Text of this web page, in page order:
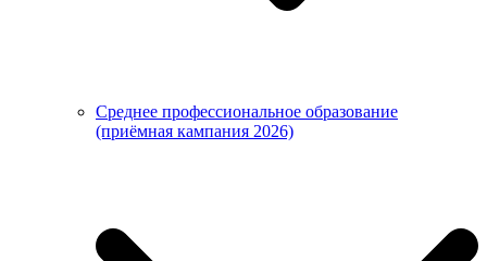
Среднее профессиональное образование
(приёмная кампания 2026)